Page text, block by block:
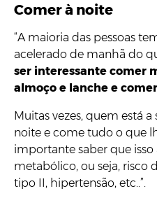
Comer à noite
“A maioria das pessoas
acelerado de manhã do
ser interessante comer
almoço e lanche e
Muitas vezes, quem está
noite e come tudo o que
importante saber que
metabólico, ou seja, risco
tipo II, hipertensão, etc..”.